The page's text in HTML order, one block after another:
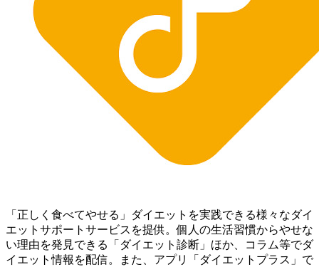
「正しく食べてやせる」ダイエットを実践できる様々なダイ
エットサポートサービスを提供。個人の生活習慣からやせな
い理由を発見できる「ダイエット診断」ほか、コラム等でダ
イエット情報を配信。 また、アプリ「ダイエットプラス」で